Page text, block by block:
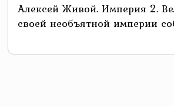
Алексей Живой. Империя 2.
своей необъятной империи